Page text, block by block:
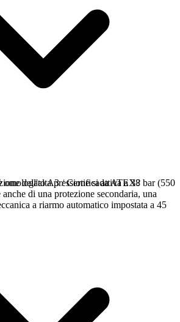
dell'alta pressione si attiva a 38 bar (550
di una protezione secondaria, una
a riarmo automatico impostata a 45
A3 / Certificada ATEX?